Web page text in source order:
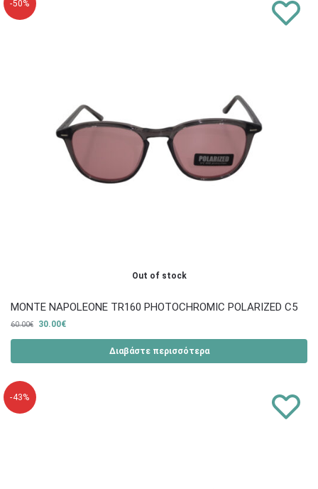
-50%
Out of stock
MONTE NAPOLEONE TR160 PHOTOCHROMIC POLARIZED C5
60.00€ 30.00€
Διαβάστε περισσότερα
-43%